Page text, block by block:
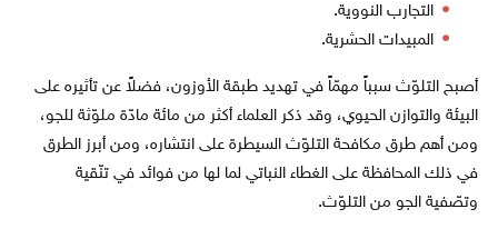
التجارب النووية.
المبيدات الحشرية.
أصبح التلوّث سبباً مهمّاً في تهديد طبقة الأوزون، فضلاً عن تأثيره على
البيئة والتوازن الحيوي، وقد ذكر العلماء أكثر من مائة مادّة ملوّثة للجو،
ومن أهم طرق مكافحة التلوّث السيطرة على انتشاره، ومن أبرز الطرق
في ذلك المحافظة على الغطاء النباتي لما لها من فوائد في تنّقية
وتصّفية الجو من التلوّث.